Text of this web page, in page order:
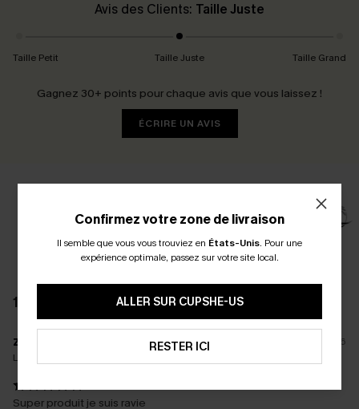
Avis des Clients: Taille Juste
Taille Petit Taille Juste Taille Grand
Gagnez 30+ points pour chaque avis que vous laissez !
ÉCRIRE UN AVIS
126 AVIS
z****
03/05/2026
La taille achetée:
Super produit je suis ravie
Confirmez votre zone de livraison
Il semble que vous vous trouviez en États-Unis. Pour une
expérience optimale, passez sur votre site local.
ALLER SUR CUPSHE-US
RESTER ICI